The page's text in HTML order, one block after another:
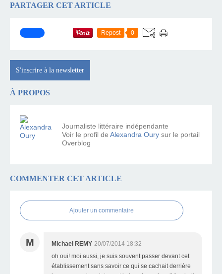
PARTAGER CET ARTICLE
Repost 0
S'inscrire à la newsletter
À PROPOS
Journaliste littéraire indépendante
Voir le profil de Alexandra Oury sur le portail
Overblog
COMMENTER CET ARTICLE
Ajouter un commentaire
M Michael REMY 20/07/2014 18:32
oh oui! moi aussi, je suis souvent passer devant cet
établissement sans savoir ce qui se cachait derrière